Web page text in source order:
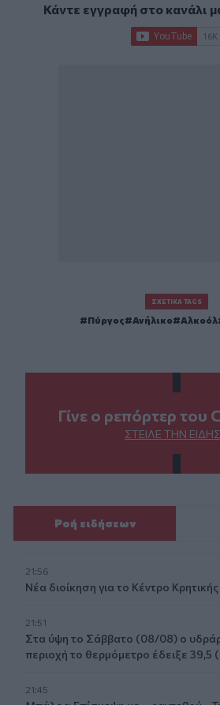
Κάντε εγγραφή στο κανάλι
ΣΧΕΤΙΚΆ TAGS
Πύργος Ανήλικο Αλκοόλ
Γίνε ο ρεπόρτερ του
ΣΤΕΊΛΕ ΤΗΝ
Ροή ειδήσεων
21:56
Νέα διοίκηση για το Κέντρο
21:51
Στα ύψη το Σάββατο (08/08) ο
περιοχή το θερμόμετρο έδειξε 39,5
21:45